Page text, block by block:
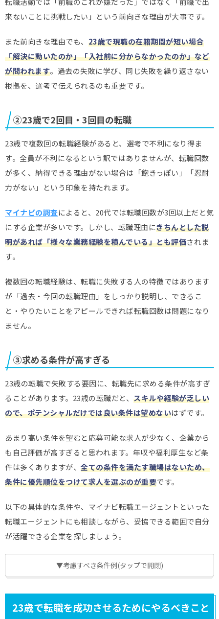
来ないことに挑戦したい」という前向きな理由が大事です。
また前向きな理由でも、 23歳で現職の在籍期間が短い場合
「解決に動いたのか」「入社前に分からなかったのか」など
が問われます。過去の失敗に学び、同じ失敗を繰り返さない
根拠を、選考で伝えられるのも重要です。
②23歳で2回目・3回目の転職
23歳で複数回の転職経験があると、選考で不利になり得ま
す。全員が不利になるという訳ではありませんが、転職回数
が多く、納得できる理由がない場合は「飽きっぽい」「忍耐
力がない」という印象を持たれます。
マイナビの調査によると、20代では転職回数が3回以上だと気
にする企業が多いです。しかし、転職理由にきちんとした説
明があれば「様々な業務経験を積んでいる」とも評価されま
す。
複数回の転職経験は、転職に失敗する人の特徴ではあります
が「過去・今回の転職理由」をしっかり説明し、できるこ
と・やりたいことをアピールできれば転職回数は問題になり
ません。
③求める条件が高すぎる
23歳の転職で失敗する要因に、転職先に求める条件が高すぎ
ることがあります。23歳の転職だと、 スキルや経験が乏しい
ので、ポテンシャルだけでは良い条件は望めないはずです。
あまり高い条件を望むと応募可能な求人が少なく、企業から
も自己評価が高すぎると思われます。年収や福利厚生など条
件は多くありますが、 全ての条件を満たす職場はないため、
条件に優先順位をつけて求人を選ぶのが重要です。
以下の具体的な条件や、マイナビ転職エージェントといった
転職エージェントにも相談しながら、妥協できる範囲で自分
が活躍できる企業を探しましょう。
▼考慮すべき条件例(タップで開閉)
23歳で転職を成功させるためにやるべきこと